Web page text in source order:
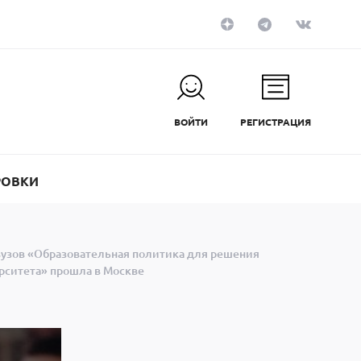
ВОЙТИ РЕГИСТРАЦИЯ
«Образовательная политика для решения
прошла в Москве